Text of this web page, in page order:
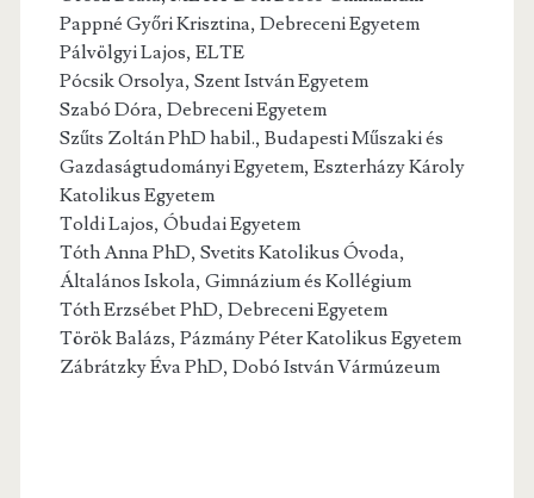
Pappné Győri Krisztina, Debreceni Egyetem
Pálvölgyi Lajos, ELTE
Pócsik Orsolya, Szent István Egyetem
Szabó Dóra, Debreceni Egyetem
Szűts Zoltán PhD habil., Budapesti Műszaki és
Gazdaságtudományi Egyetem, Eszterházy Károly
Katolikus Egyetem
Toldi Lajos, Óbudai Egyetem
Tóth Anna PhD, Svetits Katolikus Óvoda,
Általános Iskola, Gimnázium és Kollégium
Tóth Erzsébet PhD, Debreceni Egyetem
Török Balázs, Pázmány Péter Katolikus Egyetem
Zábrátzky Éva PhD, Dobó István Vármúzeum